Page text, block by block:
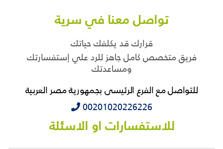
تواصل معنا في سرية
قرارك قد يكلفك حياتك
فريق متخصص كامل جاهز للرد علي إستفسارتك
ومساعدتك
للتواصل مع الفرع الرئيسى بجمهورية مصر العربية
‭‭‭00201020226226
للاستفسارات او الاسئلة